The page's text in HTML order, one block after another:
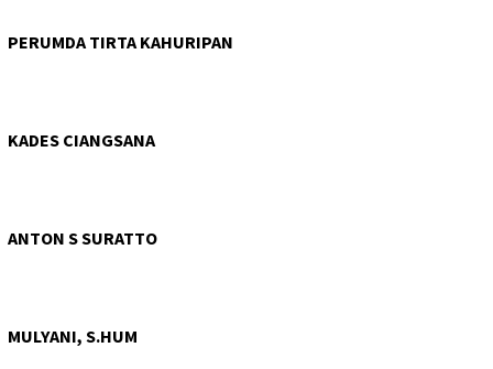
PERUMDA TIRTA KAHURIPAN
KADES CIANGSANA
ANTON S SURATTO
MULYANI, S.HUM